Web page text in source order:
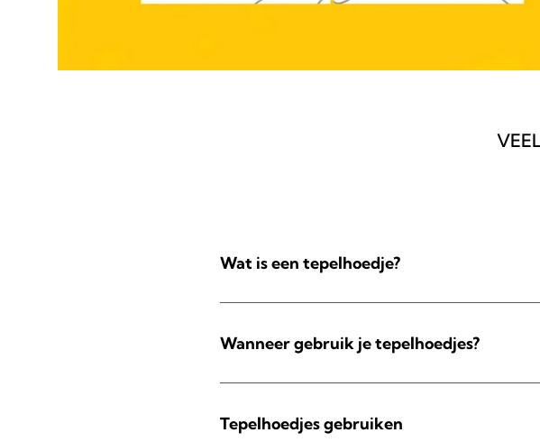
Wat is een tepelhoedje?
Wanneer gebruik je tepelhoedjes?
Tepelhoedjes gebruiken